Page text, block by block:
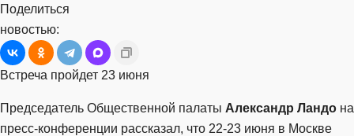
Поделиться
новостью:
Встреча пройдет 23 июня
Председатель Общественной палаты Александр Ландо на
пресс-конференции рассказал, что 22-23 июня в Москве